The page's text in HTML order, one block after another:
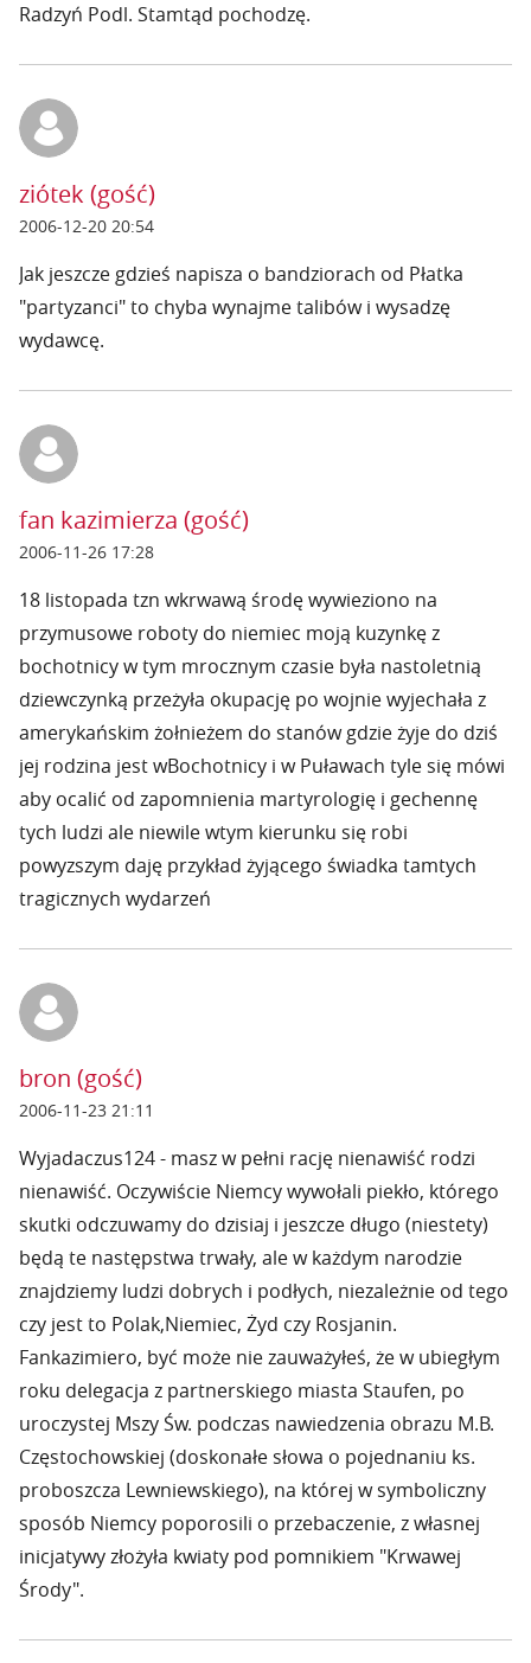
Radzyń Podl. Stamtąd pochodzę.
ziótek (gość)
2006-12-20 20:54
Jak jeszcze gdzieś napisza o bandziorach od Płatka
"partyzanci" to chyba wynajme talibów i wysadzę
wydawcę.
fan kazimierza (gość)
2006-11-26 17:28
18 listopada tzn wkrwawą środę wywieziono na
przymusowe roboty do niemiec moją kuzynkę z
bochotnicy w tym mrocznym czasie była nastoletnią
dziewczynką przeżyła okupację po wojnie wyjechała z
amerykańskim żołnieżem do stanów gdzie żyje do dziś
jej rodzina jest wBochotnicy i w Puławach tyle się mówi
aby ocalić od zapomnienia martyrologię i gechennę
tych ludzi ale niewile wtym kierunku się robi
powyzszym daję przykład żyjącego świadka tamtych
tragicznych wydarzeń
bron (gość)
2006-11-23 21:11
Wyjadaczus124 - masz w pełni rację nienawiść rodzi
nienawiść. Oczywiście Niemcy wywołali piekło, którego
skutki odczuwamy do dzisiaj i jeszcze długo (niestety)
będą te następstwa trwały, ale w każdym narodzie
znajdziemy ludzi dobrych i podłych, niezależnie od tego
czy jest to Polak,Niemiec, Żyd czy Rosjanin.
Fankazimiero, być może nie zauważyłeś, że w ubiegłym
roku delegacja z partnerskiego miasta Staufen, po
uroczystej Mszy Św. podczas nawiedzenia obrazu M.B.
Częstochowskiej (doskonałe słowa o pojednaniu ks.
proboszcza Lewniewskiego), na której w symboliczny
sposób Niemcy poporosili o przebaczenie, z własnej
inicjatywy złożyła kwiaty pod pomnikiem "Krwawej
Środy".